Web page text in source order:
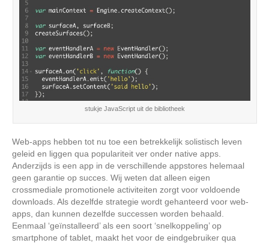
stukje JavaScript uit de bibliotheek
Web-apps hebben tot nu toe een betrekkelijk solistisch leven
geleid en liggen qua populariteit ver onder native apps.
Anderzijds is een app in de verschillende appstores helemaal
geen garantie op succes. Wij weten dat alleen eigen
crossmediale promotionele activiteiten zorgt voor voldoende
downloads. Als dezelfde strategie wordt gehanteerd voor web-
apps, dan kunnen dezelfde successen worden behaald.
Eenmaal ‘geïnstalleerd’ als een soort ‘snelkoppeling’ op
smartphone of tablet, maakt het voor de eindgebruiker qua